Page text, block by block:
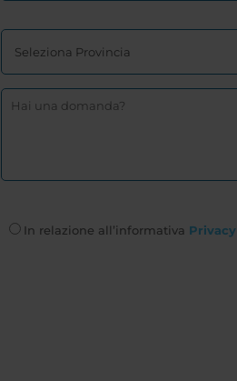
In relazione all’informativa Privacy